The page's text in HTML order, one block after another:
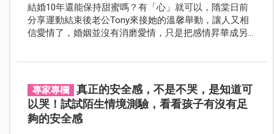
結婚10年還能保持甜蜜嗎？有「心」就可以，隋棠日前
分享運動結束後老公Tony來接她的溫馨舉動，讓人又相
信愛情了，婚姻並沒有消磨愛情，只是把感情昇華成另
專家專欄
真正的安全感，不是不哭，是知道可
以哭！試試陌生情境測驗，看看孩子有沒有足
夠的安全感